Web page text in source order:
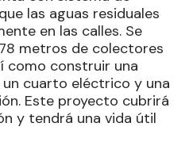
las aguas residuales
en las calles. Se
metros de colectores
como construir una
cuarto eléctrico y una
Este proyecto cubrirá
y tendrá una vida útil